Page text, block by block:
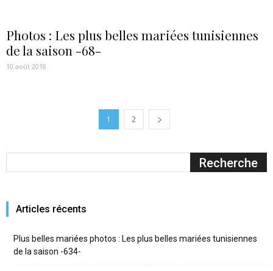
Photos : Les plus belles mariées tunisiennes
de la saison -68-
10 août 2018
1 2
Articles récents
Plus belles mariées photos : Les plus belles mariées tunisiennes
de la saison -634-